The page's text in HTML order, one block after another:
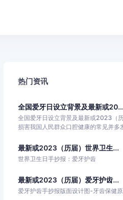
热门资讯
全国爱牙日设立背景及最新或20...
全国爱牙日设立背景及最新或2023（
损害我国人民群众口腔健康的常见并多
最新或2023（历届）世界卫生...
世界卫生日手抄报：爱牙护齿
最新或2023（历届）爱牙护齿...
爱牙护齿手抄报版面设计图-牙齿保健